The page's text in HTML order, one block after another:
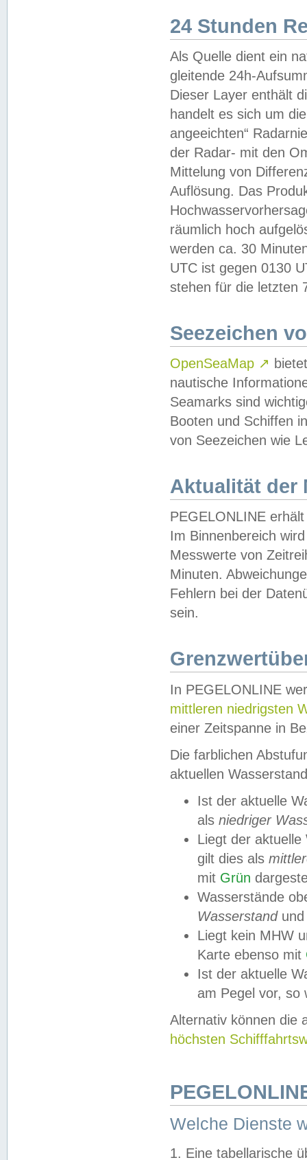
24 Stunden
Als Quelle dient ein
gleitende 24h-
Dieser Layer enthält
handelt es sich um
angeeichten“
der Radar- mit den
Mittelung von
Auflösung. Das
räumlich hoch
werden ca. 30
UTC ist gegen 0130
stehen für die letzten
Seezeichen
OpenSeaMap ↗
nautische
Seamarks sind
Booten und Schiffen
von Seezeichen wie
Aktualität der
PEGELONLINE
Im Binnenbereich
Messwerte von
Minuten.
Fehlern bei der
sein.
In PEGELONLINE
mittleren niedrigsten
einer Zeitspanne in
Die farblichen
aktuellen
Ist der aktuelle
als niedriger
Liegt der
gilt dies als
mit Grün
Wasserstände
Wasserstandund
Liegt kein MHW
Karte ebenso mit
Ist der aktuelle
am Pegel vor,
Alternativ können die
höchsten
Welche Dienste
1. Eine tabellarische